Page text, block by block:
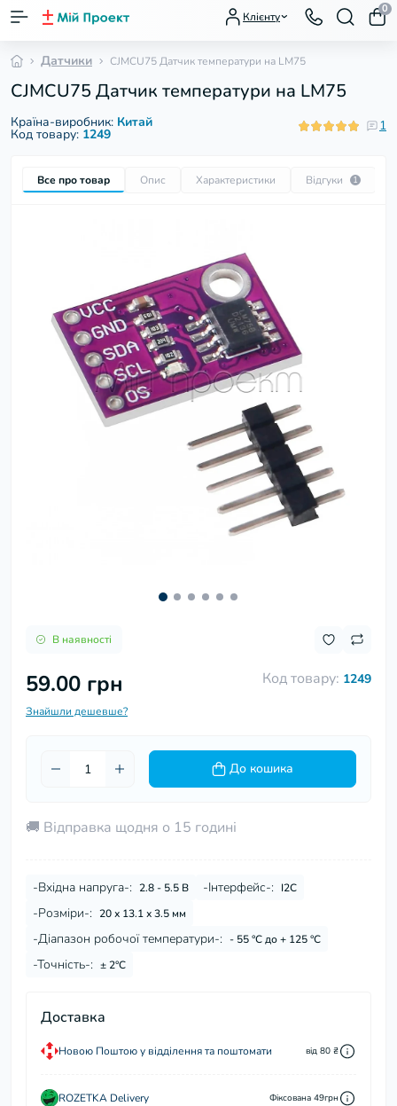
Клієнту
0
Датчики CJMCU75 Датчик температури на LM75
CJMCU75 Датчик температури на LM75
Країна-виробник: Китай
Код товару: 1249
1
Все про товар Опис Характеристики Відгуки 1
В наявності
Код товару: 1249
59.00 грн
Знайшли дешевше?
До кошика
🚚 Відправка щодня о 15 годині
-Вхідна напруга-: 2.8 - 5.5 В -Інтерфейс-: I2C
-Розміри-: 20 х 13.1 х 3.5 мм
-Діапазон робочої температури-: - 55 °C до + 125 °C
-Точність-: ± 2°C
Доставка
Новою Поштою у відділення та поштомати від 80 ₴
ROZETKA Delivery Фіксована 49грн